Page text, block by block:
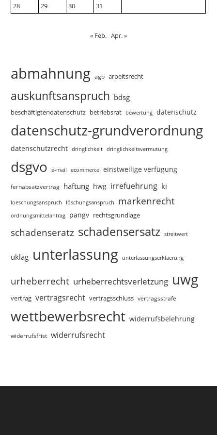
28
29 30 31
« Feb. Apr. »
abmahnung agb arbeitsrecht
auskunftsanspruch bdsg
beschäftigtendatenschutz betriebsrat bewertung datenschutz
datenschutz-grundverordnung
datenschutzrecht dringlichkeit dringlichkeitsvermutung
dsgvo e-mail ecommerce einstweilige verfügung
fernabsatzvertrag haftung hwg irrefuehrung ki
loeschungsanspruch löschungsanspruch markenrecht
ordnungsmittelantrag pangv rechtsgrundlage
schadenseratz schadensersatz streitwert
uklag unterlassung unterlassungserklaerung
urheberrecht urheberrechtsverletzung uwg
vertrag vertragsrecht vertragsschluss vertragsstrafe
wettbewerbsrecht widerrufsbelehrung
widerrufsfrist widerrufsrecht